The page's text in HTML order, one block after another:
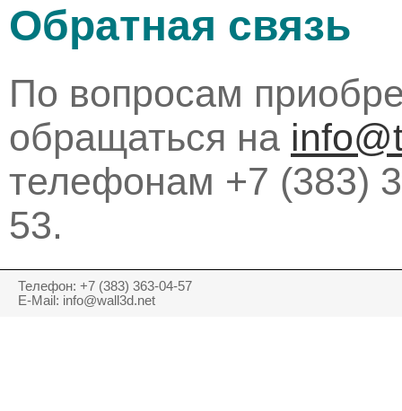
Обратная связь
По вопросам
обращаться на
телефонам +7 (383)
53.
Телефон: +7 (383) 363-04-57
E-Mail: info@wall3d.net